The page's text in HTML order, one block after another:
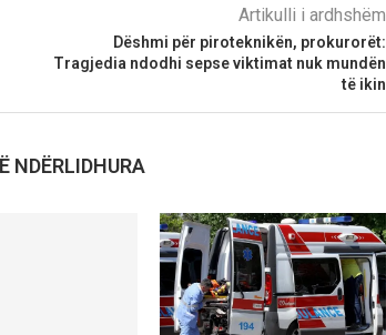
Artikulli i ardhshëm
Dëshmi për piroteknikën, prokurorët:
Tragjedia ndodhi sepse viktimat nuk mundën
të ikin
NDËRLIDHURA